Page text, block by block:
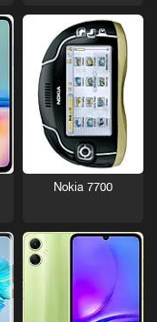
Nokia 7700